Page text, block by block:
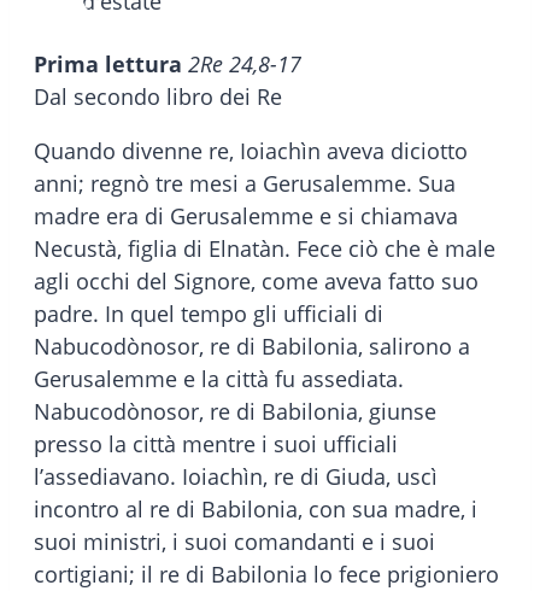
Prima lettura 2Re 24,8-17
Dal secondo libro dei Re
Quando divenne re, Ioiachìn aveva diciotto
anni; regnò tre mesi a Gerusalemme. Sua
madre era di Gerusalemme e si chiamava
Necustà, figlia di Elnatàn. Fece ciò che è male
agli occhi del Signore, come aveva fatto suo
padre. In quel tempo gli ufficiali di
Nabucodònosor, re di Babilonia, salirono a
Gerusalemme e la città fu assediata.
Nabucodònosor, re di Babilonia, giunse
presso la città mentre i suoi ufficiali
l’assediavano. Ioiachìn, re di Giuda, uscì
incontro al re di Babilonia, con sua madre, i
suoi ministri, i suoi comandanti e i suoi
cortigiani; il re di Babilonia lo fece prigioniero